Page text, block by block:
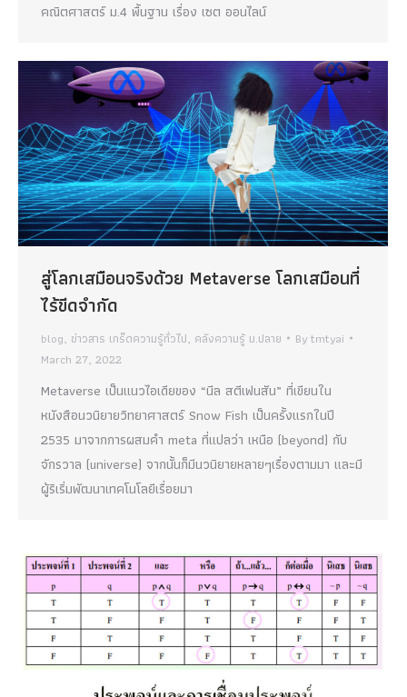
คณิตศาสตร์ ม.4 พื้นฐาน เรื่อง เซต ออนไลน์
สู่โลกเสมือนจริงด้วย Metaverse โลกเสมือนที่
ไร้ขีดจำกัด
blog, ข่าวสาร เกร็ดความรู้ทั่วไป, คลังความรู้ ม.ปลาย Bytmtyai
March 27, 2022
Metaverse เป็นแนวไอเดียของ “นีล สตีเฟนสัน” ที่เขียนใน
หนังสือนวนิยายวิทยาศาสตร์ Snow Fish เป็นครั้งแรกในปี
2535 มาจากการผสมคำ meta ที่แปลว่า เหนือ (beyond) กับ
จักรวาล (universe) จากนั้นก็มีนวนิยายหลายๆเรื่องตามมา และมี
ผู้ริเริ่มพัฒนาเทคโนโลยีเรื่อยมา